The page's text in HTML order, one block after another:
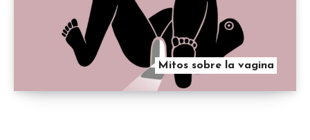
Mitos sobre la vagina